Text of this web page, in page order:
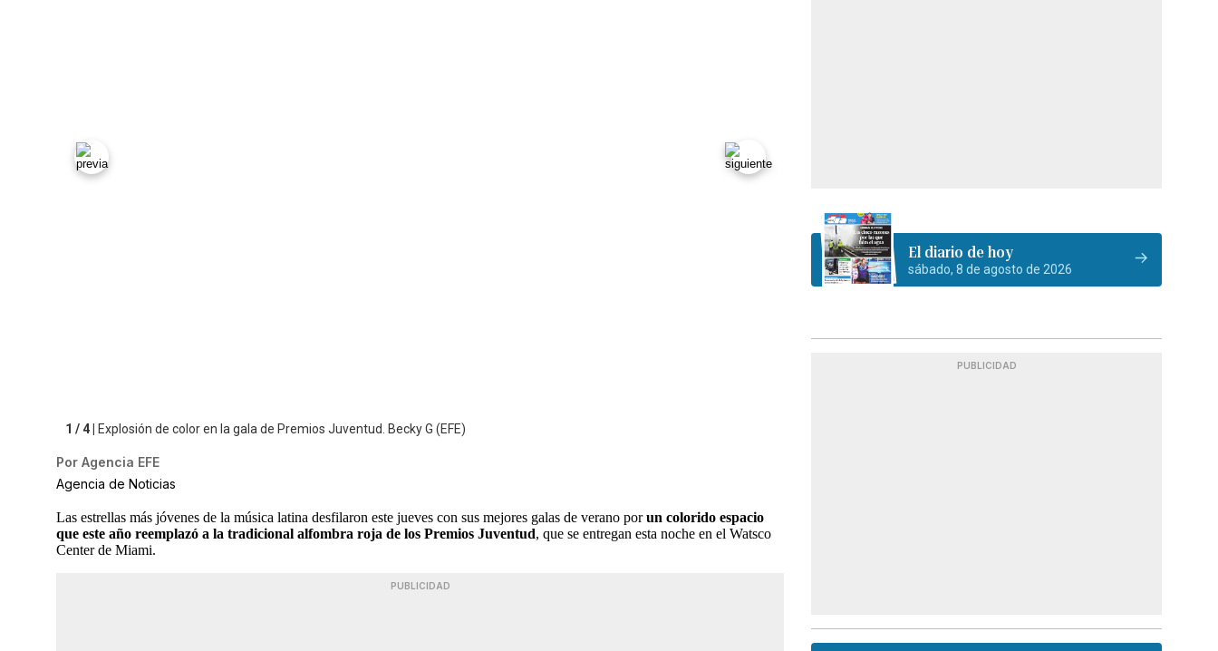
1 / 4 | Explosión de color en la gala de Premios Juventud. Becky G (EFE)
Por Agencia EFE
Agencia de Noticias
Las estrellas más jóvenes de la música latina desfilaron este jueves con sus mejores galas de verano porun colorido espacio
que este año reemplazó a la tradicional alfombra roja de los Premios Juventud, que se entregan esta noche en el Watsco
Center de Miami.
PUBLICIDAD
El diario de hoy
sábado, 8 de agosto de 2026
PUBLICIDAD